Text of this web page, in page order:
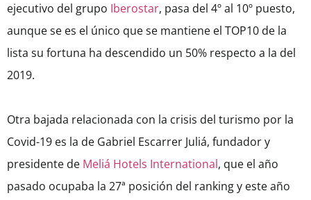
ejecutivo del grupo Iberostar, pasa del 4º al 10º puesto,
aunque se es el único que se mantiene el TOP10 de la
lista su fortuna ha descendido un 50% respecto a la del
2019.
Otra bajada relacionada con la crisis del turismo por la
Covid-19 es la de Gabriel Escarrer Juliá, fundador y
presidente de Meliá Hotels International, que el año
pasado ocupaba la 27ª posición del ranking y este año